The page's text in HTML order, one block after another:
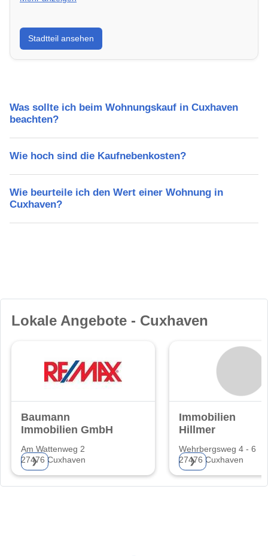
Erfahre mehr über deinen Stadtteil in Cuxhaven:
Lebensqualität, Verkehrsanbindung, Schulen,
Freizeitmöglichkeiten und Mietpreise.
Stadtteil ansehen
Was sollte ich beim Wohnungskauf in Cuxhaven
beachten?
Wie hoch sind die Kaufnebenkosten?
Wie beurteile ich den Wert einer Wohnung in
Cuxhaven?
Lokale Angebote - Cuxhaven
Baumann
Immobilien GmbH
Am Wattenweg 2
27476 Cuxhaven
❯
Immobilien
Hillmer
Wehrbergsweg 4 - 6
27476 Cuxhaven
❯